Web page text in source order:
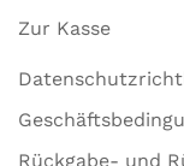
Zur Kasse
Rückgabe- und